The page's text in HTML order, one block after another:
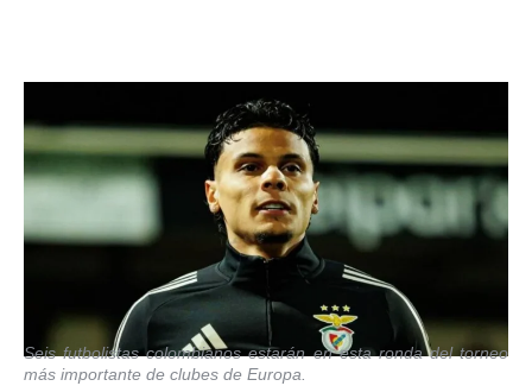
Seis futbolistas colombianos estarán en esta ronda del torneo
más importante de clubes de Europa.